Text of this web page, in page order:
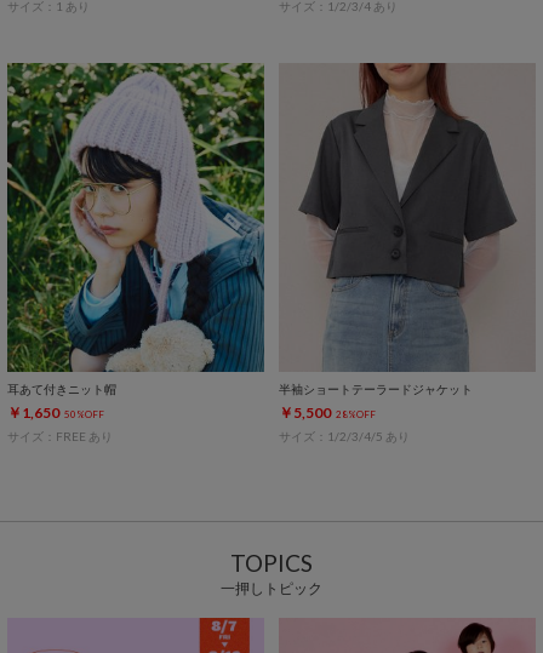
サイズ：1 あり サイズ：1/2/3/4 あり
耳あて付きニット帽
￥1,650 50%OFF
サイズ：FREE あり
半袖ショートテーラードジャケット
￥5,500 28%OFF
サイズ：1/2/3/4/5 あり
TOPICS
一押しトピック